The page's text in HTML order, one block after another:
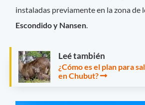
instaladas previamente en la zona de
Escondido y Nansen.
Leé también
¿Cómo es el plan para
en Chubut?